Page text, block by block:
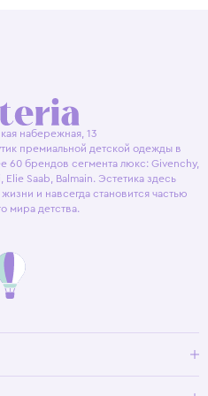
набережная, 13
премиальной детской одежды в
60 брендов сегмента люкс: Givenchy,
Saab, Balmain. Эстетика здесь
и навсегда становится частью
мира детства.